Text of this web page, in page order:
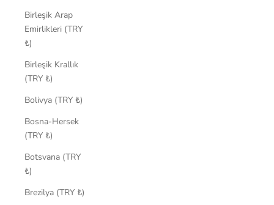
Birleşik Arap
Emirlikleri (TRY
₺)
Birleşik Krallık
(TRY ₺)
Bolivya (TRY ₺)
Bosna-Hersek
(TRY ₺)
Botsvana (TRY
₺)
Brezilya (TRY ₺)